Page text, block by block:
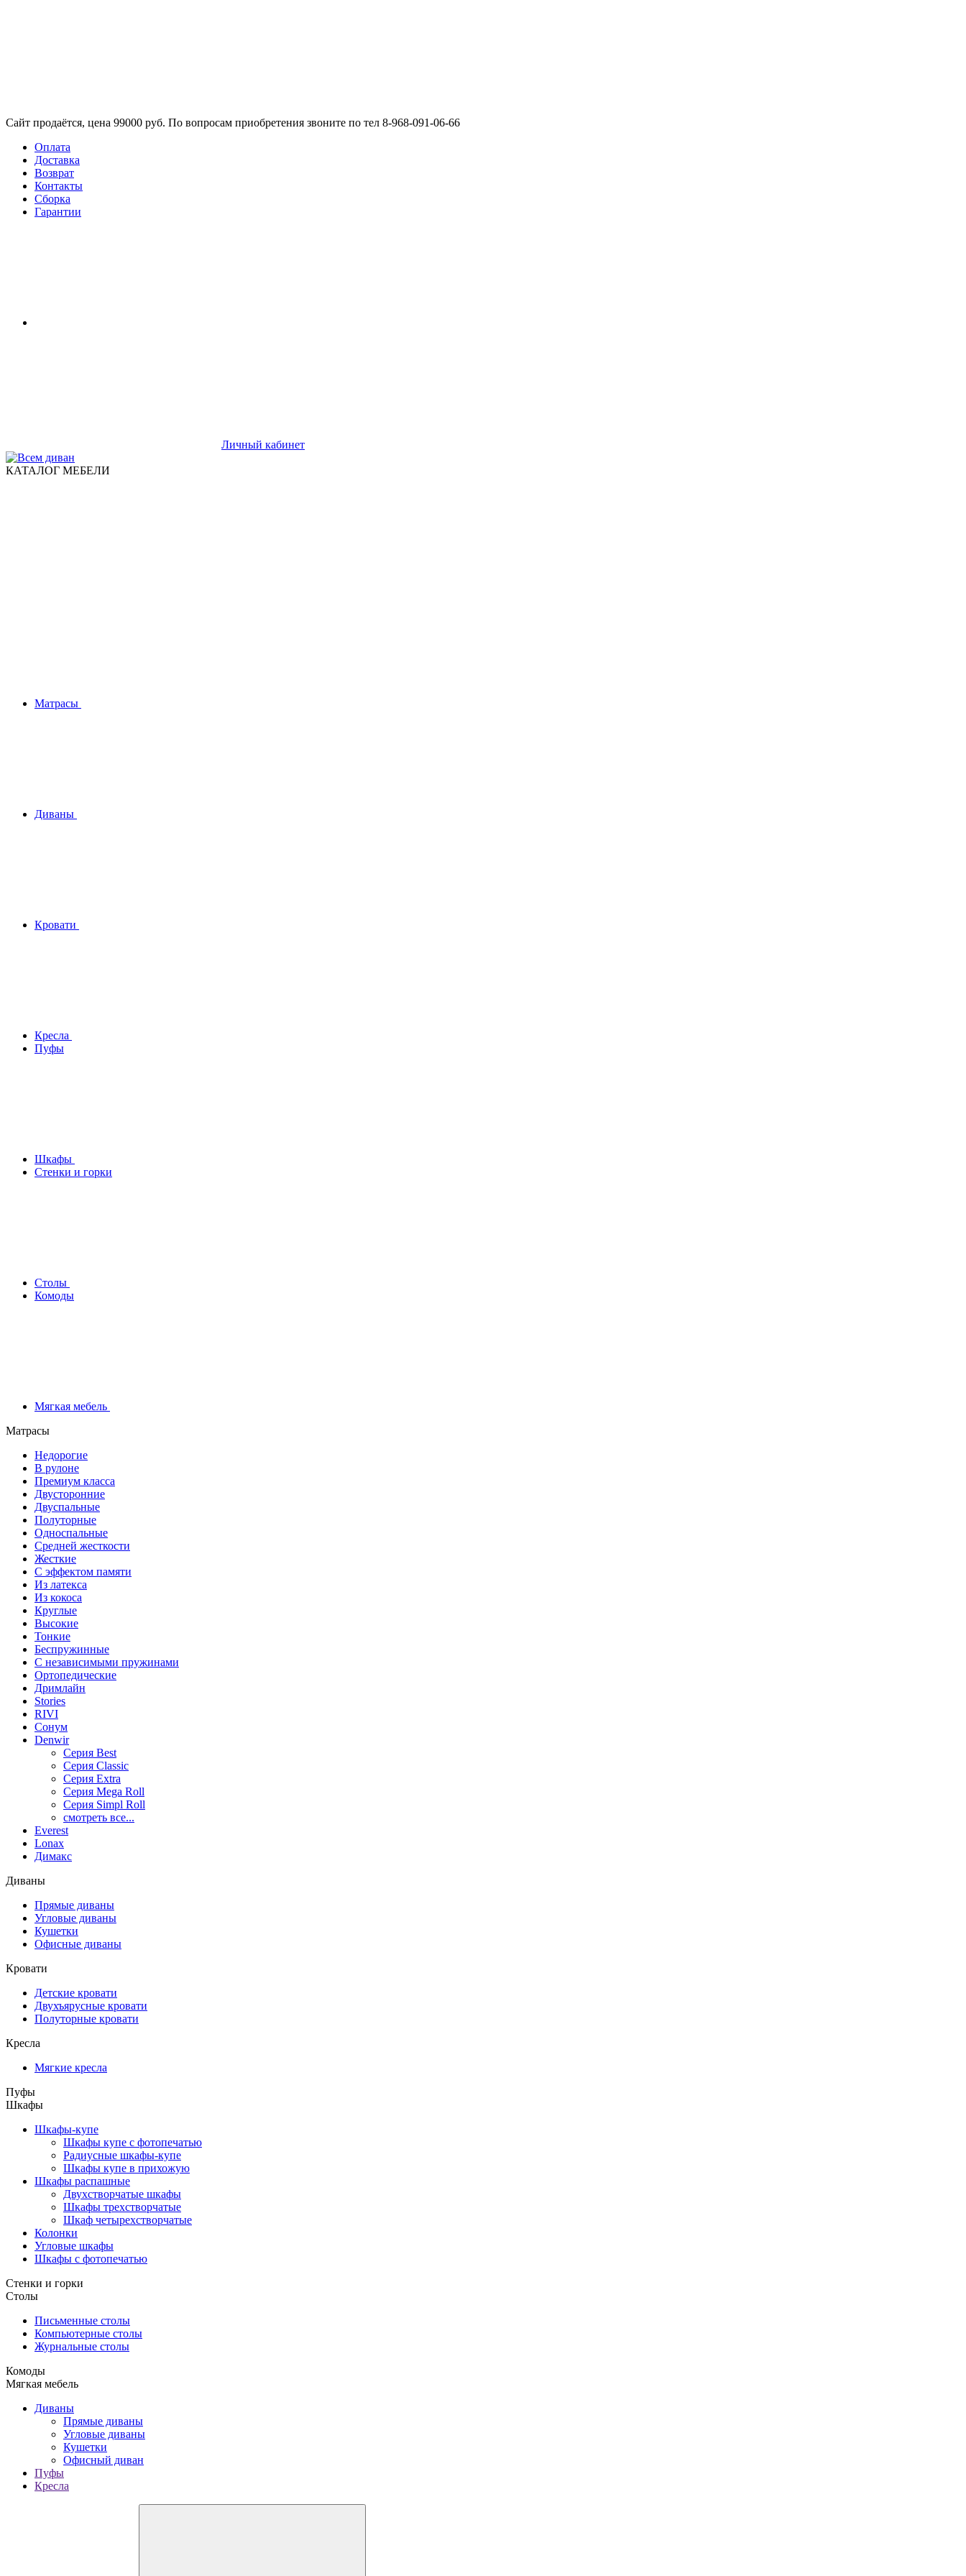
Сайт продаётся, цена 99000 руб. По вопросам приобретения звоните по тел 8-968-091-06-66
Оплата
Доставка
Возврат
Контакты
Сборка​
Гарантии
Личный кабинет
КАТАЛОГ МЕБЕЛИ
Матрасы
Диваны
Кровати
Кресла
Пуфы
Шкафы
Стенки и горки
Столы
Комоды
Мягкая мебель
Матрасы
Недорогие
В рулоне
Премиум класса
Двусторонние
Двуспальные
Полуторные
Односпальные
Средней жесткости
Жесткие
С эффектом памяти
Из латекса
Из кокоса
Круглые
Высокие
Тонкие
Беспружинные
С независимыми пружинами
Ортопедические
Дримлайн
Stories
RIVI
Сонум
Denwir
Серия Best
Серия Classic
Серия Extra
Серия Mega Roll
Серия Simpl Roll
смотреть все...
Everest
Lonax
Димакс
Диваны
Прямые диваны
Угловые диваны
Кушетки
Офисные диваны
Кровати
Детские кровати
Двухъярусные кровати
Полуторные кровати
Кресла
Мягкие кресла
Пуфы
Шкафы
Шкафы-купе
Шкафы купе с фотопечатью
Радиусные шкафы-купе
Шкафы купе в прихожую
Шкафы распашные
Двухстворчатые шкафы
Шкафы трехстворчатые
Шкаф четырехстворчатые
Колонки
Угловые шкафы
Шкафы с фотопечатью
Стенки и горки
Столы
Письменные столы
Компьютерные столы
Журнальные столы
Комоды
Мягкая мебель
Диваны
Прямые диваны
Угловые диваны
Кушетки
Офисный диван
Пуфы
Кресла